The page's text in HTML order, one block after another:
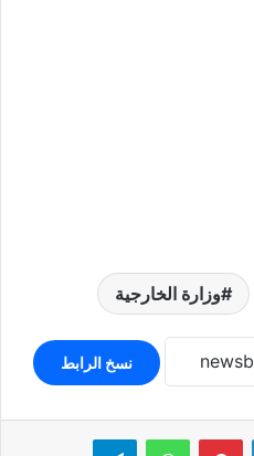
وزارة الخارجية
نسخ الرابط
لينكدإن بينتيريستواتساب تيلقرام